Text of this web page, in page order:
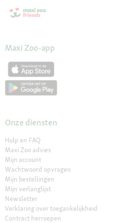
Maxi Zoo-app
Onze diensten
Hulp en FAQ
Maxi Zoo advies
Mijn account
Wachtwoord opvragen
Mijn bestellingen
Mijn verlanglijst
Newsletter
Verklaring over toegankelijkheid
Contract herroepen